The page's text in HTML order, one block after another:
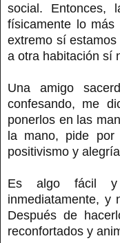
social. Entonces,
físicamente lo más
extremo sí
a otra habitación sí
Una amigo
confesando, me
ponerlos en las
la mano, pide
positivismo y
Es algo fácil y
inmediatamente, y
Después de
reconfortados y